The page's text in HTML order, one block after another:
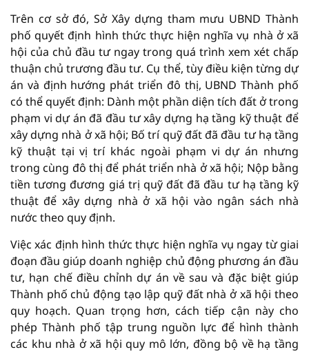
Trên cơ sở đó, Sở Xây dựng tham mưu UBND Thành
phố quyết định hình thức thực hiện nghĩa vụ nhà ở xã
hội của chủ đầu tư ngay trong quá trình xem xét chấp
thuận chủ trương đầu tư. Cụ thể, tùy điều kiện từng dự
án và định hướng phát triển đô thị, UBND Thành phố
có thể quyết định: Dành một phần diện tích đất ở trong
phạm vi dự án đã đầu tư xây dựng hạ tầng kỹ thuật để
xây dựng nhà ở xã hội; Bố trí quỹ đất đã đầu tư hạ tầng
kỹ thuật tại vị trí khác ngoài phạm vi dự án nhưng
trong cùng đô thị để phát triển nhà ở xã hội; Nộp bằng
tiền tương đương giá trị quỹ đất đã đầu tư hạ tầng kỹ
thuật để xây dựng nhà ở xã hội vào ngân sách nhà
nước theo quy định.
Việc xác định hình thức thực hiện nghĩa vụ ngay từ giai
đoạn đầu giúp doanh nghiệp chủ động phương án đầu
tư, hạn chế điều chỉnh dự án về sau và đặc biệt giúp
Thành phố chủ động tạo lập quỹ đất nhà ở xã hội theo
quy hoạch. Quan trọng hơn, cách tiếp cận này cho
phép Thành phố tập trung nguồn lực để hình thành
các khu nhà ở xã hội quy mô lớn, đồng bộ về hạ tầng